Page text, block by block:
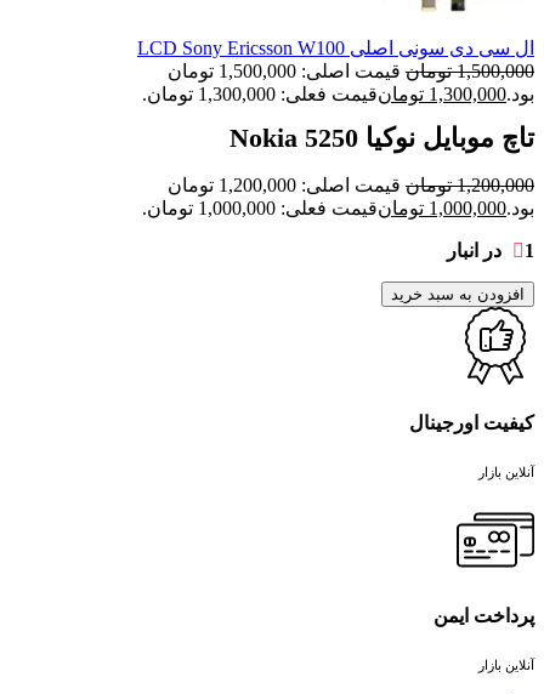
ال سی دی سونی اصلی LCD Sony Ericsson W100
1,500,000 تومان
قیمت اصلی: 1,500,000 تومان
بود.1,300,000 تومانقیمت فعلی: 1,300,000 تومان.
تاچ موبایل نوکیا Nokia 5250
1,200,000 تومان
قیمت اصلی: 1,200,000 تومان
بود.1,000,000 تومانقیمت فعلی: 1,000,000 تومان.
1 در انبار
افزودن به سبد خرید
کیفیت اورجینال
آنلاین بازار
پرداخت ایمن
آنلاین بازار